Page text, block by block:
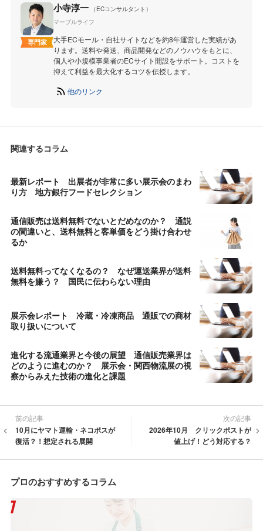
専門家
小寺淳一
（ECコンサルタント）
マーブルライフ
大手ECモール・自社サイトなどを約8年運営した実績があ
ります。送料や発送、商品開発などのノウハウをもとに、
個人や小規模事業者のECサイト開設をサポート。コストを
抑えて利益を最大化するコツを伝授します。
他のリンク
関連するコラム
最新レポート 出展者が非常に多い展示会のまわ
り方 地方銀行フードセレクション
通信販売は送料無料でないとだめなのか？ 通説
の間違いと、送料無料と客単価をどう掛け合わせ
るか
送料無料ってなくなるの？ なぜ運送業界が送料
無料を嫌う？ 国民に伝わらない理由
展示会レポート 冷蔵・冷凍商品 通販での商材
取り扱いについて
進化する流通業界と今後の展望 通信販売業界は
どのように進むのか？ 展示会・関西物流展の視
察からみえた技術の進化と課題
前の記事
10月にヤマト運輸・ネコポスが
復活？！想定される展開
次の記事
2026年10月 クリックポストが
値上げ！どう対応する？
プロのおすすめするコラム